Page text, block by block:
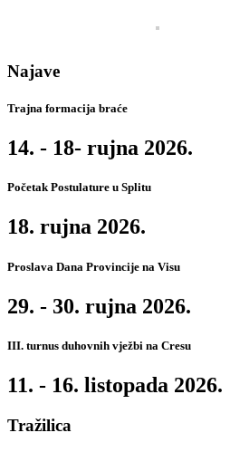
Najave
Trajna formacija braće
14. - 18- rujna 2026.
Početak Postulature u Splitu
18. rujna 2026.
Proslava Dana Provincije na Visu
29. - 30. rujna 2026.
III. turnus duhovnih vježbi na Cresu
11. - 16. listopada 2026.
Tražilica